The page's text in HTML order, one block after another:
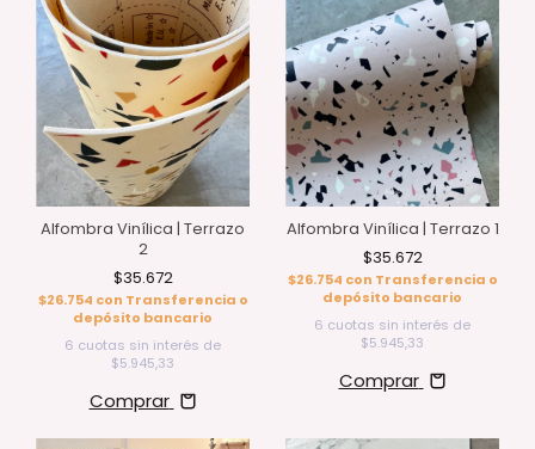
Alfombra Vinílica | Terrazo
2
$35.672
$26.754 con Transferencia o
depósito bancario
6 cuotas sin interés de
$5.945,33
Comprar
Alfombra Vinílica | Terrazo 1
$35.672
$26.754 con Transferencia o
depósito bancario
6 cuotas sin interés de
$5.945,33
Comprar